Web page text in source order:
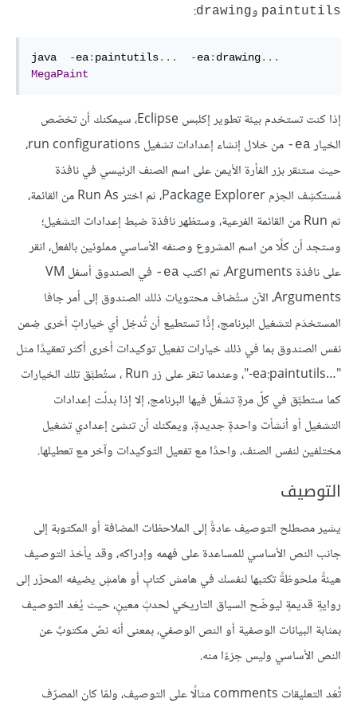
paintutils وdrawing
:
java -ea: paintutils... -ea: drawing...
MegaPaint
إذا كنت تستخدم بيئة تطوير إكلبس Eclipse، سيمكنك أن تخصّص
الخيار ‎-ea
من خلال إنشاء إعدادات تشغيل run configurations،
حيث ستنقر بزر الفأرة الأيمن على اسم الصنف الرئيسي في نافذة
مُستكشِف الحِزم Package Explorer، ثم اختر Run As من القائمة،
ثم Run من القائمة الفرعية، وستظهر نافذة ضبط إعدادات التشغيل؛
وستجد أن كلًا من اسم المشروع وصنفه الأساسي مملوئين بالفعل، انقر
على نافذة Arguments، ثم اكتب
‎-ea
في الصندوق أسفل VM
Arguments، الآن ستُضاف محتويات ذلك الصندوق إلى أمر جافا
المستخدَم لتشغيل البرنامج، إذًا تستطيع أن تُدخِل أي خياراتٍ أخرى ضِمن
نفس الصندوق بما في ذلك خيارات تفعيل توكيدات أخرى أكثر تعقيدًا مثل
"‎-ea:paintutils…‎"، وعندما تنقر على زر Run ، ستُطبَّق تلك الخيارات
كما ستطبَّق في كلّ مرةٍ تشغّل فيها البرنامج، إلا إذا بدلّت إعدادات
التشغيل أو أنشأت واحدةٍ جديدةٍ، ويمكنك أن تنشئ إعدادي تشغيل
مختلفين لنفس الصنف، واحدًا مع تفعيل التوكيدات وآخر مع تعطيلها.
التوصيف
يشير مصطلح التوصيف عادةً إلى الملاحظات المضافة أو المكتوبة إلى
جانب النص الأساسي للمساعدة على فهمه وإدراكه، وقد يأخذ التوصيف
هيئةً ملحوظةً تكتبها لنفسك في هامش كتابٍ أو هامشٍ يضيفه المحرِّر إلى
روايةٍ قديمةٍ ليوضّح السياق التاريخي لحدثٍ معينٍ، حيث يُعَد التوصيف
بمثابة البيانات الوصفية أو النص الوصفي، بمعنى أنه نصٌ مكتوبٌ عن
النص الأساسي وليس جزءًا منه.
تُعَد التعليقات comments مثالًا على التوصيف، ولمّا كان المصرّف